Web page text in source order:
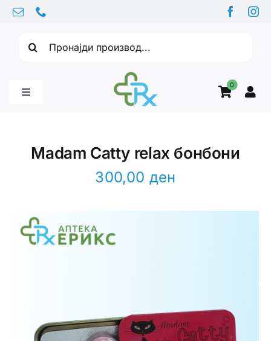
Skip
content
0
Toggle
Лична хигиена
Madam Catty relax бонбони
300,00 ден